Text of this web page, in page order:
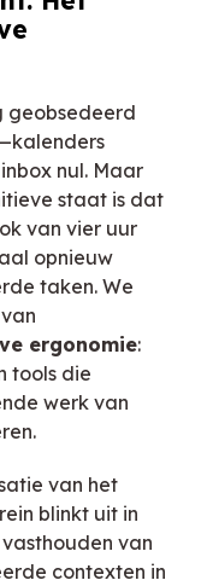
geobsedeerd
nul. Maar
staat is dat
van vier uur
opnieuw
taken. We
ergonomie:
tools die
werk van
van het
blinkt uit in
van
contexten in